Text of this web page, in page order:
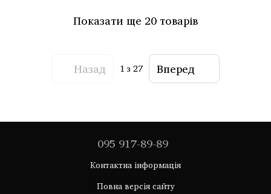
Показати ще 20 товарів
Назад 1 з 27 Вперед
095 917-89-89
Контактна інформація
Повна версія сайту